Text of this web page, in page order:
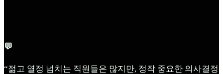
💬
“젊고 열정 넘치는 직원들은 많지만, 정작 중요한 의사결정